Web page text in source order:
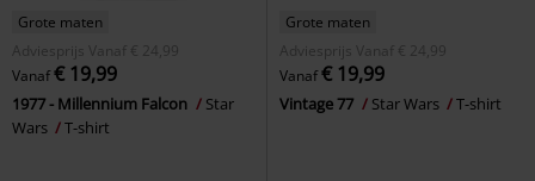
Grote maten
Adviesprijs
Vanaf € 24,99
Vanaf€ 19,99
1977 - Millennium Falcon
Star
Wars
T-shirt
Grote maten
Adviesprijs
Vanaf € 24,99
Vanaf€ 19,99
Vintage 77 Star Wars T-shirt